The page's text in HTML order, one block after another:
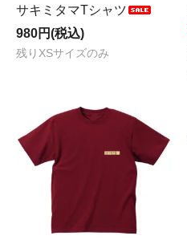
サキミタマTシャツ
980円(税込)
残りXSサイズのみ